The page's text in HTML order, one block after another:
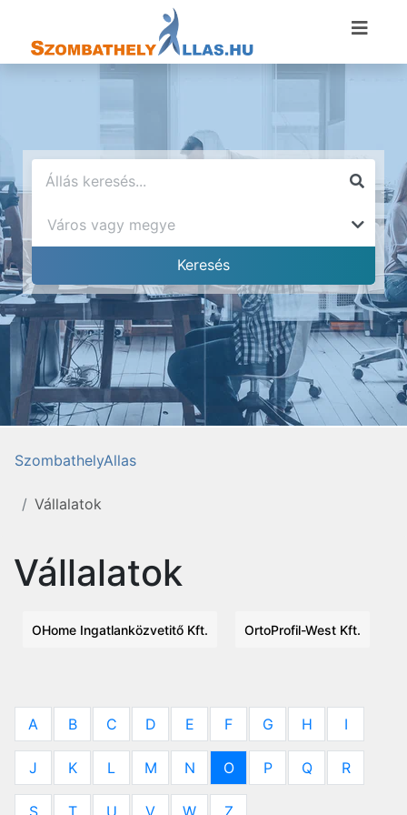
SzombathelyAllas
Vállalatok
Vállalatok
OHome Ingatlanközvetitő Kft. OrtoProfil-West Kft.
A B C D E F G H I
J K L M N O P Q R
S T U V W Z